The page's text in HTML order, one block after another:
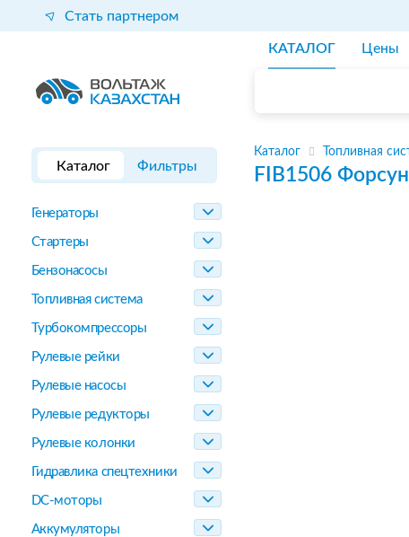
Стать партнером
КАТАЛОГ Цены
Каталог Фильтры
Генераторы
Стартеры
Бензонасосы
Топливная система
Турбокомпрессоры
Рулевые рейки
Рулевые насосы
Рулевые редукторы
Рулевые колонки
Гидравлика спецтехники
DC-моторы
Аккумуляторы
Каталог Топливная
FIB1506